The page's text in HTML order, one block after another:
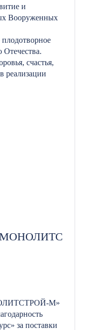
и
Вооруженных
Отечества.
счастья,
реализации
М»
за поставки